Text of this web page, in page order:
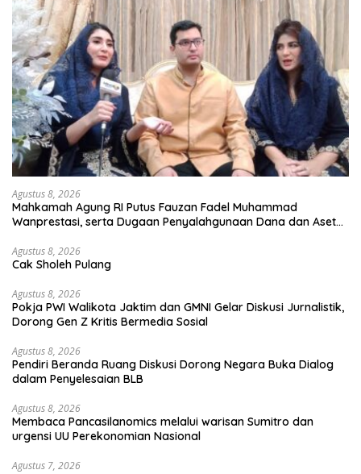
Agustus 8, 2026
Mahkamah Agung RI Putus Fauzan Fadel Muhammad
Wanprestasi, serta Dugaan Penyalahgunaan Dana dan Aset
Agustus 8, 2026
Cak Sholeh Pulang
Agustus 8, 2026
Pokja PWI Walikota Jaktim dan GMNI Gelar Diskusi Jurnalistik,
Dorong Gen Z Kritis Bermedia Sosial
Agustus 8, 2026
Pendiri Beranda Ruang Diskusi Dorong Negara Buka Dialog
dalam Penyelesaian BLB
Agustus 8, 2026
Membaca Pancasilanomics melalui warisan Sumitro dan
urgensi UU Perekonomian Nasional
Agustus 7, 2026